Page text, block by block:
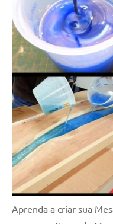
Aprenda a criar sua